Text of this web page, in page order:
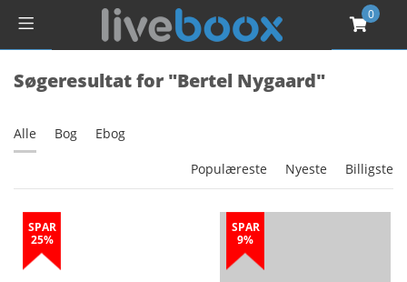
0
Søgeresultat for "Bertel Nygaard"
Alle Bog Ebog
Populæreste Nyeste Billigste
SPAR
25%
SPAR
9%